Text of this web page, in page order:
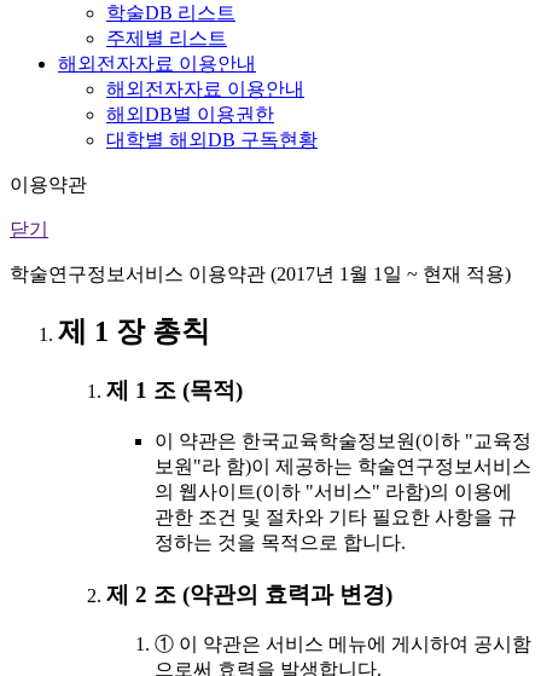
학술DB 리스트
주제별 리스트
해외전자자료 이용안내
해외전자자료 이용안내
해외DB별 이용권한
대학별 해외DB 구독현황
이용약관
닫기
학술연구정보서비스 이용약관 (2017년 1월 1일 ~ 현재 적용)
제 1 장 총칙
제 1 조 (목적)
이 약관은 한국교육학술정보원(이하 "교육정
보원"라 함)이 제공하는 학술연구정보서비스
의 웹사이트(이하 "서비스" 라함)의 이용에
관한 조건 및 절차와 기타 필요한 사항을 규
정하는 것을 목적으로 합니다.
제 2 조 (약관의 효력과 변경)
① 이 약관은 서비스 메뉴에 게시하여 공시함
으로써 효력을 발생합니다.